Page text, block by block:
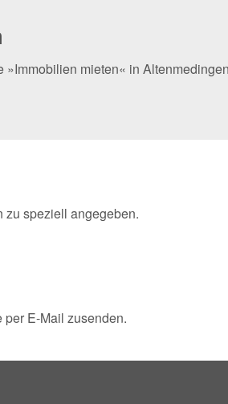
mieten« in
zu speziell angegeben.
E-Mail zusenden.